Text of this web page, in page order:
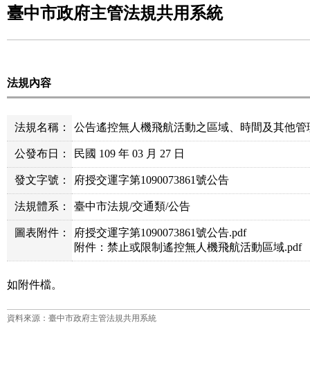
臺中市政府主管法規共用系統
法規內容
法規名稱： 公告遙控無人機飛航活動之區域、時間及其他
公發布日： 民國 109 年 03 月 27 日
發文字號： 府授交運字第1090073861號公告
法規體系： 臺中市法規/交通類/公告
圖表附件：
府授交運字第1090073861號公告.pdf
附件：禁止或限制遙控無人機飛航活動區域.pdf
如附件檔。
資料來源：臺中市政府主管法規共用系統